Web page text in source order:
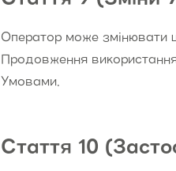
Оператор може змінювати
Продовження
Умовами.
Стаття 10